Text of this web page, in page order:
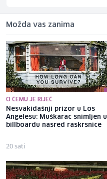
Možda vas zanima
O ČEMU JE RIJEČ
Nesvakidašnji prizor u Los
Angelesu: Muškarac snimljen u
billboardu nasred raskrsnice
20 sati